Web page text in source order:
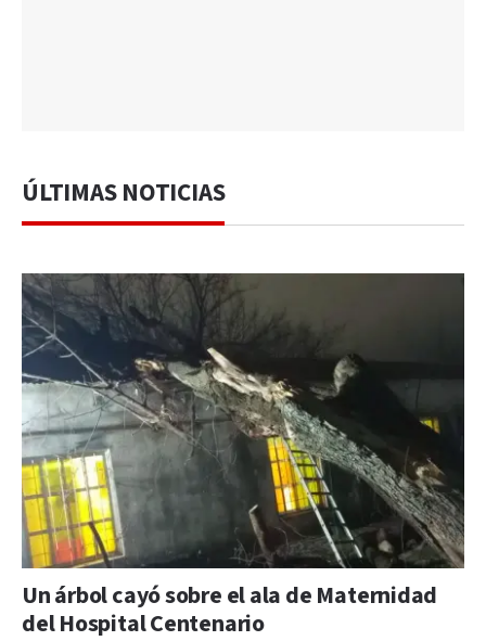
ÚLTIMAS NOTICIAS
Un árbol cayó sobre el ala de Maternidad
del Hospital Centenario